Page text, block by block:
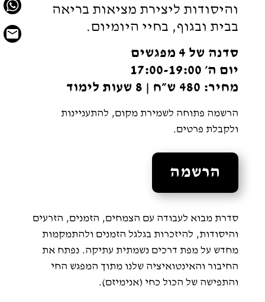
והיסודות ליצירת מציאות בריאה
בבית ובגוף, בחיי היומיום.
סדנה של 4 מפגשים
יום ה׳ 17:00-19:00
מחיר: 480 ש״ח | 8 שעות לימוד
הרשמה פתוחה לשמירת מקום, להתעניינות
ולקבלת פרטים.
הרשמה
סדרת מבוא לעבודה עם הצמחים, הזמנים, הזרעים
והיסודות, להיזכרות בגלגל הזמנים ולהתמקמות
מחדש על מפת דרכים נשמתית עתיקה. נפתח את
החיבור והאינטואיציה שלנו מתוך המפגש החי
והתפישה של הכול כחי (אנימיזם).